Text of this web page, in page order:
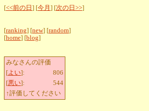
[<<前の日 ] [今月 ] [次の日>>]
[ranking] [new] [random]
[home] [blog]
みなさんの評価
[よい]:
806
[悪い]:
544
↑評価してください